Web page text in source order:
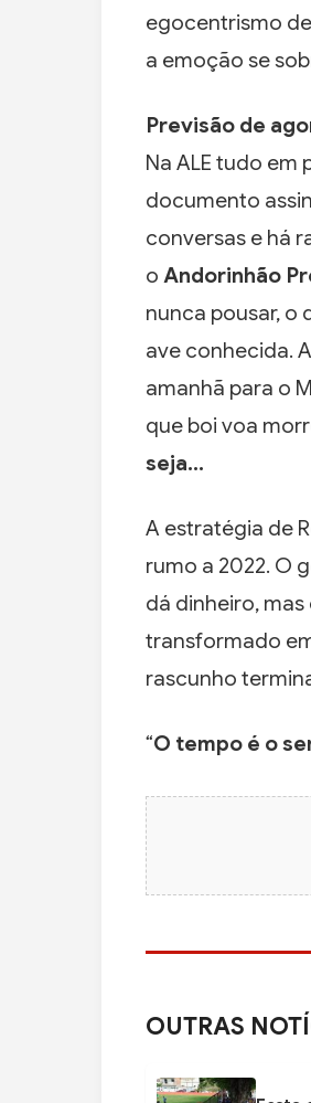
egocentrismo
a emoção se
Previsão de
Na ALE tudo em
documento
conversas e há
o Andorinhão
nunca pousar, o
ave conhecida.
amanhã para o
que boi voa
seja…
A estratégia de
rumo a 2022. O
dá dinheiro,
transformado
rascunho
“O tempo é o
OUTRAS